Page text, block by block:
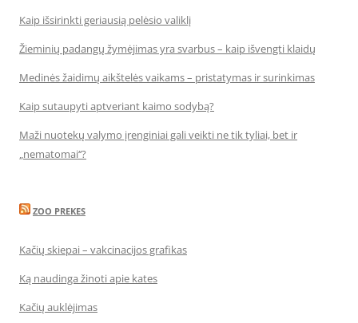
Kaip išsirinkti geriausią pelėsio valiklį
Žieminių padangų žymėjimas yra svarbus – kaip išvengti klaidų
Medinės žaidimų aikštelės vaikams – pristatymas ir surinkimas
Kaip sutaupyti aptveriant kaimo sodybą?
Maži nuotekų valymo įrenginiai gali veikti ne tik tyliai, bet ir
„nematomai‘‘?
ZOO PREKES
Kačių skiepai – vakcinacijos grafikas
Ką naudinga žinoti apie kates
Kačių auklėjimas